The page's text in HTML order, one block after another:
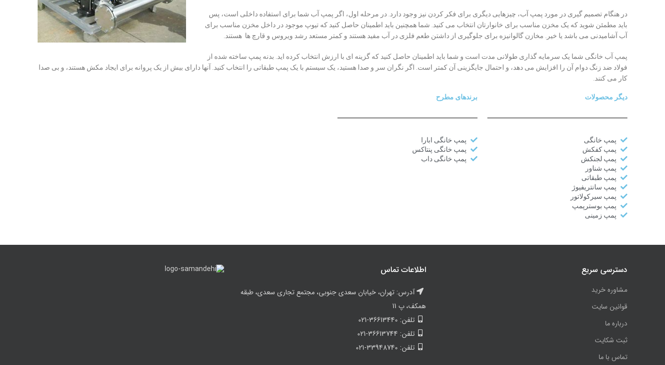
در هنگام تصمیم گیری در مورد پمپ آب، چیزهایی دیگری برای فکر کردن نیز وجود دارد. در مرحله اول، اگر پمپ آب شما برای استفاده داخلی است، پس
باید مطمئن شوید که یک مخزن مناسب برای خانوارتان انتخاب می کنید. شما همچنین باید اطمینان حاصل کنید که تیوپ موجود در داخل مخزن مناسب برای
آب آشامیدنی می باشد یا خیر. مخازن گالوانیزه برای جلوگیری از داشتن طعم فلزی در آب مفید هستند و کمتر مستعد رشد ویروس و قارچ ها هستند.
پمپ آب خانگی شما یک سرمایه گذاری طولانی مدت است و شما باید اطمینان حاصل کنید که گزینه ای با ارزش انتخاب کرده اید. بدنه پمپ ساخته شده از
فولاد ضد زنگ دوام آن را افزایش می دهد، و احتمال جایگزینی آن کمتر است. اگر نگران سر و صدا هستید، یک سیستم با یک پمپ طبقاتی را انتخاب کنید. آنها دارای بیش از یک پروانه برای ایجاد مکش هستند، و بی صدا
کار می کنند.
دیگر محصولات
پمپ خانگی
پمپ کفکش
پمپ لجنکش
پمپ شناور
پمپ طبقاتی
پمپ سانتریفیوژ
پمپ سیرکولاتور
پمپ بوسترپمپ
پمپ زمینی
برندهای مطرح
پمپ خانگی ابارا
پمپ خانگی پنتاکس
پمپ خانگی داب
دسترسی سریع
مشاوره خرید
قوانین سایت
درباره ما
ثبت شکایت
تماس با ما
اطلاعات تماس
آدرس: تهران، خیابان سعدی جنوبی، مجتمع تجاری سعدی، طبقه
همکف، پ 11
تلفن: 36613440-021
تلفن: 36613744-021
تلفن: 33948740-021